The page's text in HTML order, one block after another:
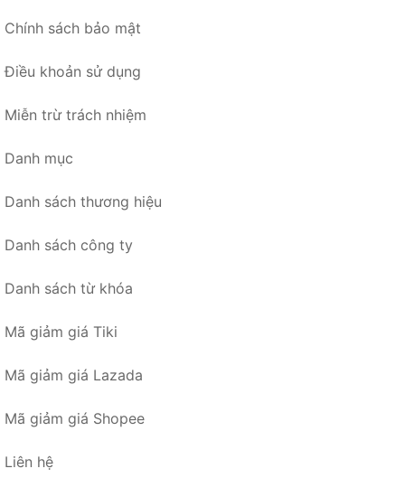
Chính sách bảo mật
Điều khoản sử dụng
Miễn trừ trách nhiệm
Danh mục
Danh sách thương hiệu
Danh sách công ty
Danh sách từ khóa
Mã giảm giá Tiki
Mã giảm giá Lazada
Mã giảm giá Shopee
Liên hệ